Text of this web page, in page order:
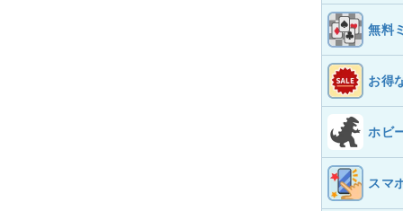
無料
お得
ホビ
スマ